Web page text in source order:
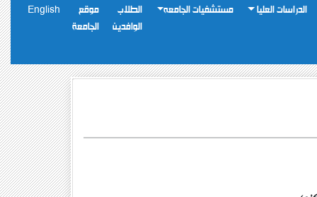
الدراسات العليا مستشفيات الجامعه
الطلاب
الوافدين
موقع
الجامعة
English